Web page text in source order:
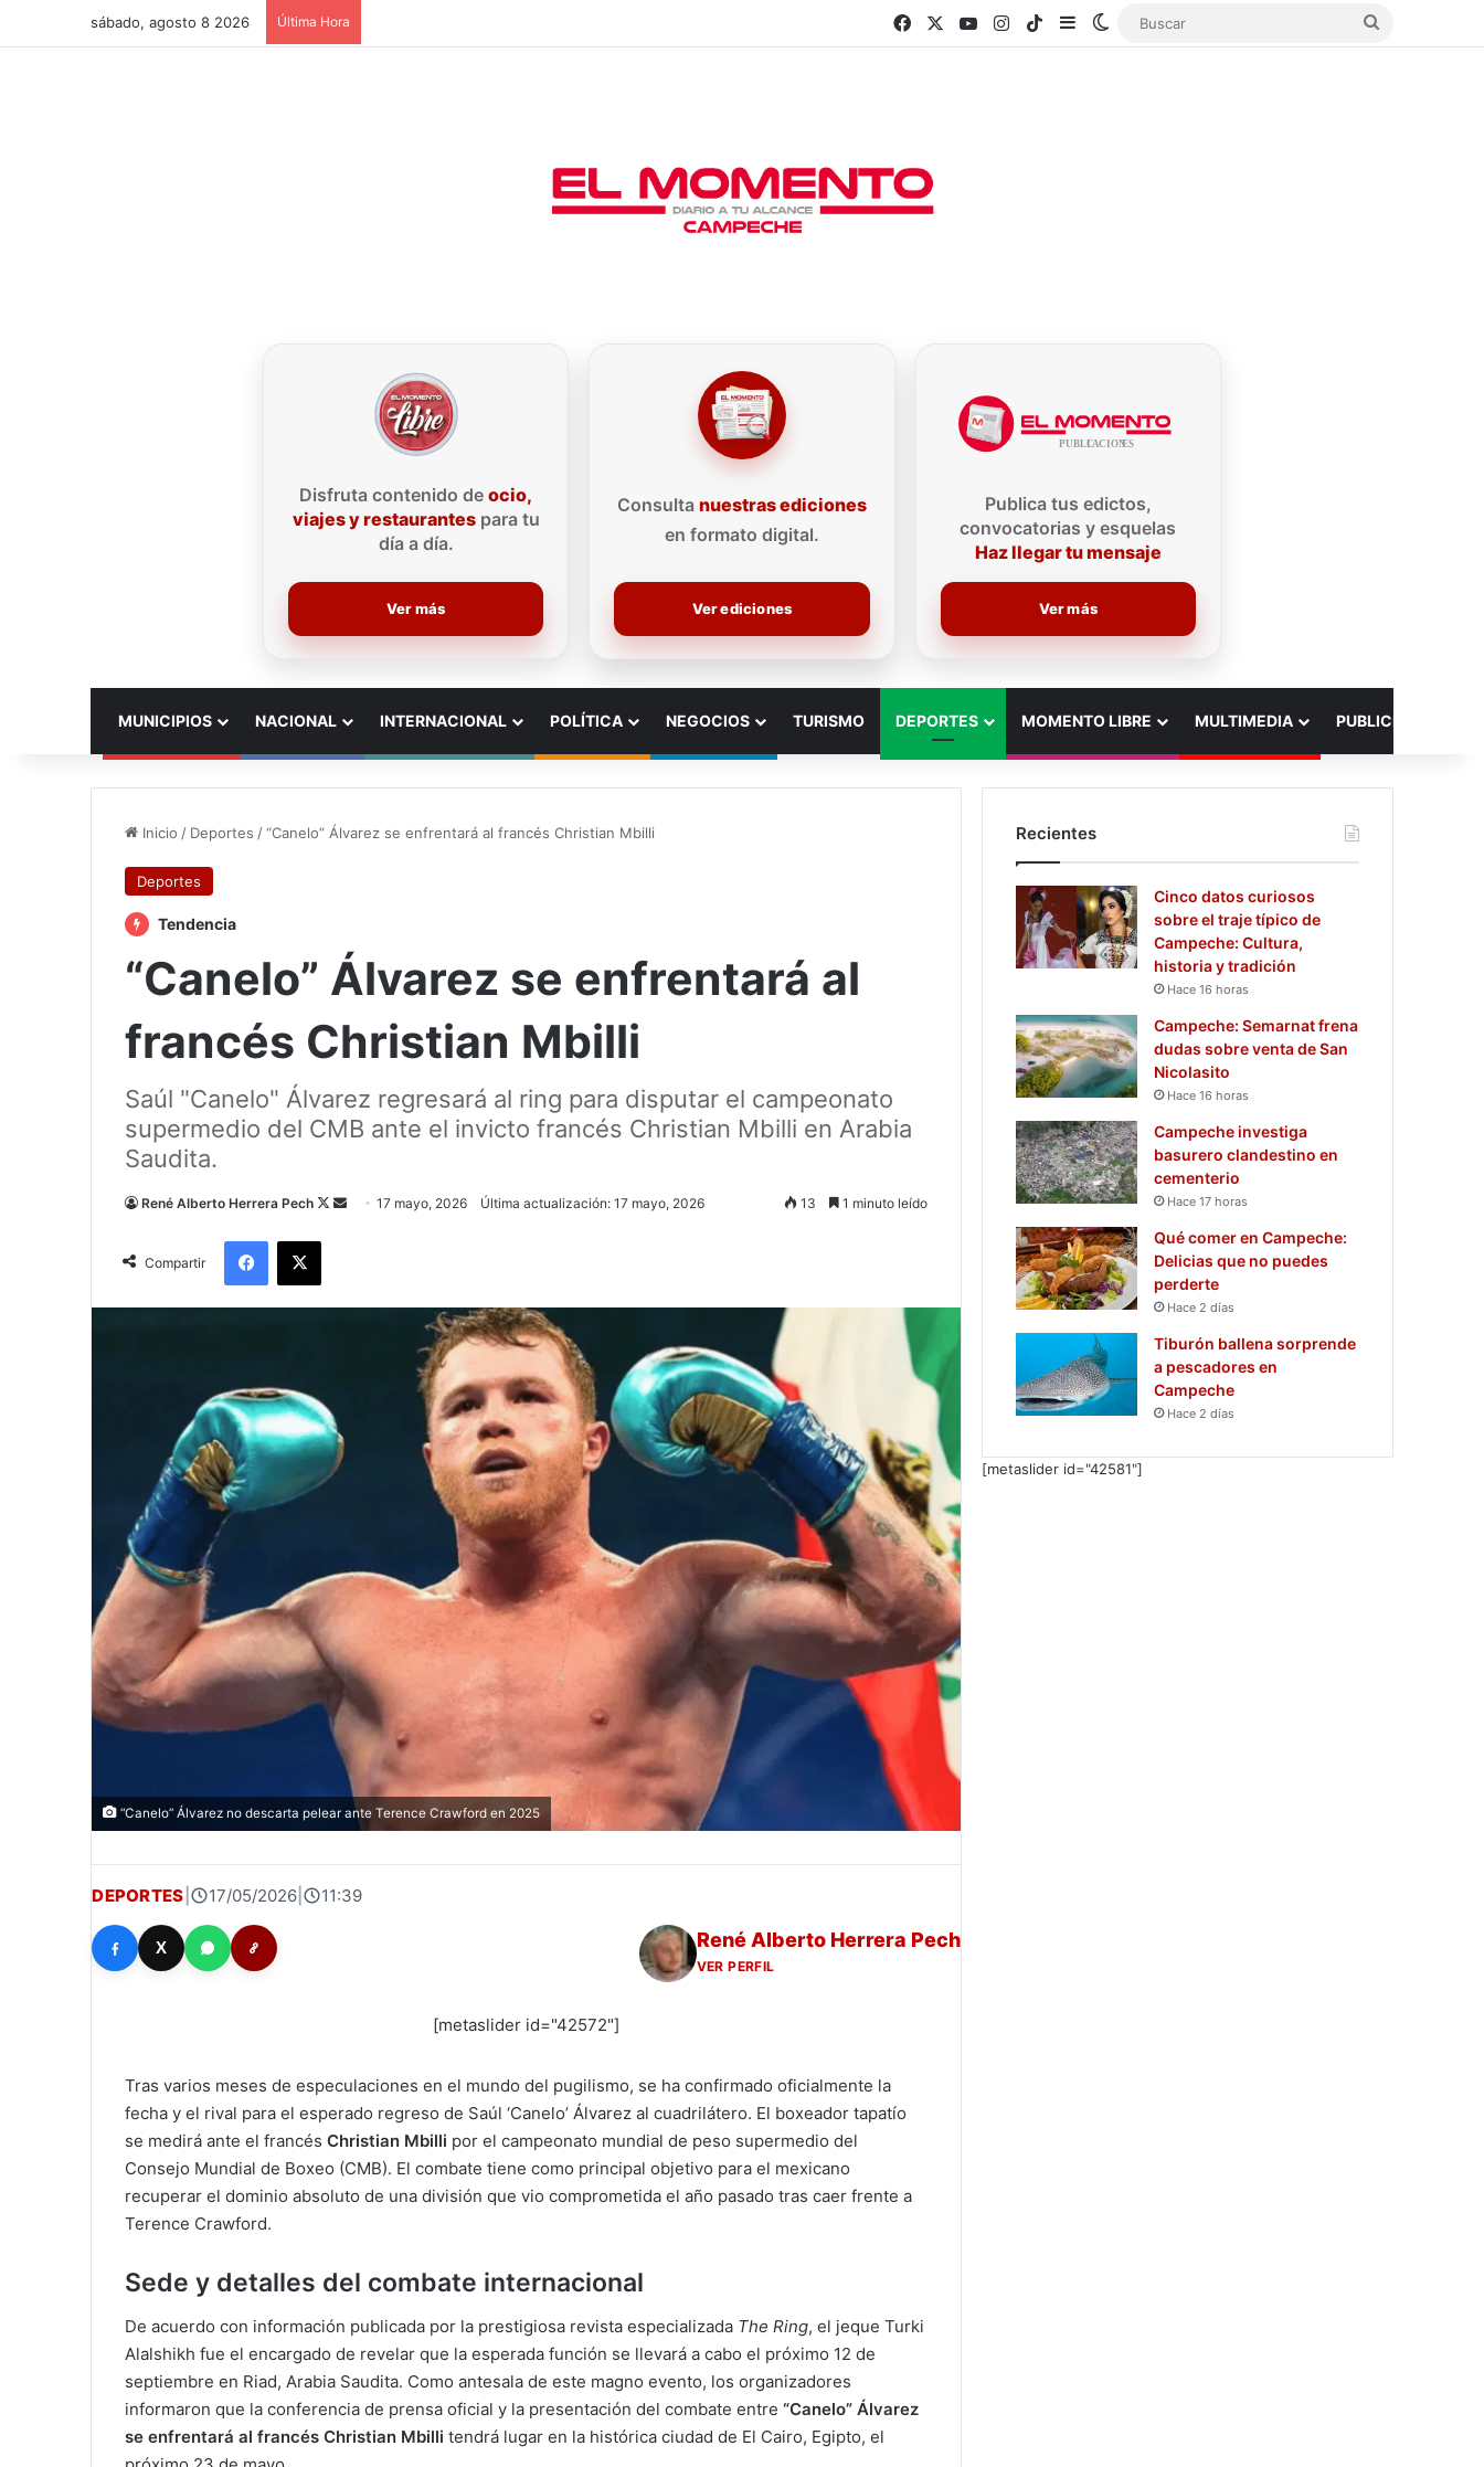
sábado, agosto 8 2026 Última Hora FacebookYouTubeInstagram
TikTokSidebarSwitch skin Buscar
Disfruta contenido deocio,
viajes y restaurantespara tu
día a día.
Ver más
Consulta nuestras ediciones
en formato digital.
Ver ediciones
Publica tus edictos,
convocatorias y esquelas
Haz llegar tu mensaje
Ver más
MUNICIPIOS NACIONAL INTERNACIONAL POLÍTICA NEGOCIOS TURISMO DEPORTES MOMENTO LIBRE MULTIMEDIA PUBLICIDAD
Inicio / Deportes / “Canelo” Álvarez se enfrentará al francés Christian Mbilli
Deportes
Tendencia
“Canelo” Álvarez se enfrentará al
francés Christian Mbilli
Saúl "Canelo" Álvarez regresará al ring para disputar el campeonato
supermedio del CMB ante el invicto francés Christian Mbilli en Arabia
Saudita.
René Alberto Herrera Pech
Follow
Send17 mayo, 2026 Última actualización: 17 mayo, 2026 13 1 minuto leído
Compartir
Facebook
X
“Canelo” Álvarez no descarta pelear ante Terence Crawford en 2025
DEPORTES 17/05/2026| 11:39
X René Alberto Herrera Pech
VER PERFIL
[metaslider id="42572"]
Tras varios meses de especulaciones en el mundo del pugilismo, se ha confirmado oficialmente la
fecha y el rival para el esperado regreso de Saúl ‘Canelo’ Álvarez al cuadrilátero. El boxeador tapatío
se medirá ante el francésChristian Mbilli por el campeonato mundial de peso supermedio del
Consejo Mundial de Boxeo (CMB). El combate tiene como principal objetivo para el mexicano
recuperar el dominio absoluto de una división que vio comprometida el año pasado tras caer frente a
Terence Crawford.
Sede y detalles del combate internacional
De acuerdo con información publicada por la prestigiosa revista especializada The Ring, el jeque Turki
Alalshikh fue el encargado de revelar que la esperada función se llevará a cabo el próximo 12 de
septiembre en Riad, Arabia Saudita. Como antesala de este magno evento, los organizadores
informaron que la conferencia de prensa oficial y la presentación del combate entre“Canelo” Álvarez
se enfrentará al francés Christian Mbilli tendrá lugar en la histórica ciudad de El Cairo, Egipto, el
Recientes
Cinco datos curiosos
sobre el traje típico de
Campeche: Cultura,
historia y tradición
Hace 16 horas
Campeche: Semarnat frena
dudas sobre venta de San
Nicolasito
Hace 16 horas
Campeche investiga
basurero clandestino en
cementerio
Hace 17 horas
Qué comer en Campeche:
Delicias que no puedes
perderte
Hace 2 días
Tiburón ballena sorprende
a pescadores en
Campeche
Hace 2 días
[metaslider id="42581"]